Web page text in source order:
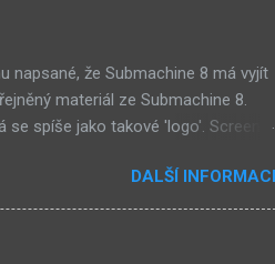
napsané, že Submachine 8 má vyjít
materiál ze Submachine 8.
spíše jako takové 'logo'. Screen
který se objevil jako ikona her
v páte vrstě (čili jiné dimenzi) a co
DALŠÍ